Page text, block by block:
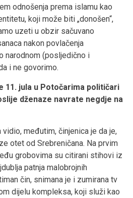
odnošenja prema islamu kao
koji može biti „donošen“,
uzeti u obzir sačuvano
nakon povlačenja
narodnom (posljedično i
i ne govorimo.
11. jula u Potočarima političari
dženaze navrate negdje na
međutim, činjenica je da je,
otet od Srebreničana. Na prvim
grobovima su citirani stihovi iz
patnja malobrojnih
čin, snimana je i zumirana tv
dijelu kompleksa, koji služi kao